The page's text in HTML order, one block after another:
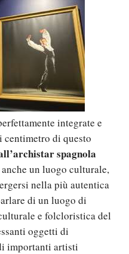
integrate e
centimetro di questo
spagnola
un luogo culturale,
nella più autentica
di un luogo di
e folcloristica del
oggetti di
importanti artisti